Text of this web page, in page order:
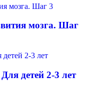
мозга. Шаг
детей 2-3 лет